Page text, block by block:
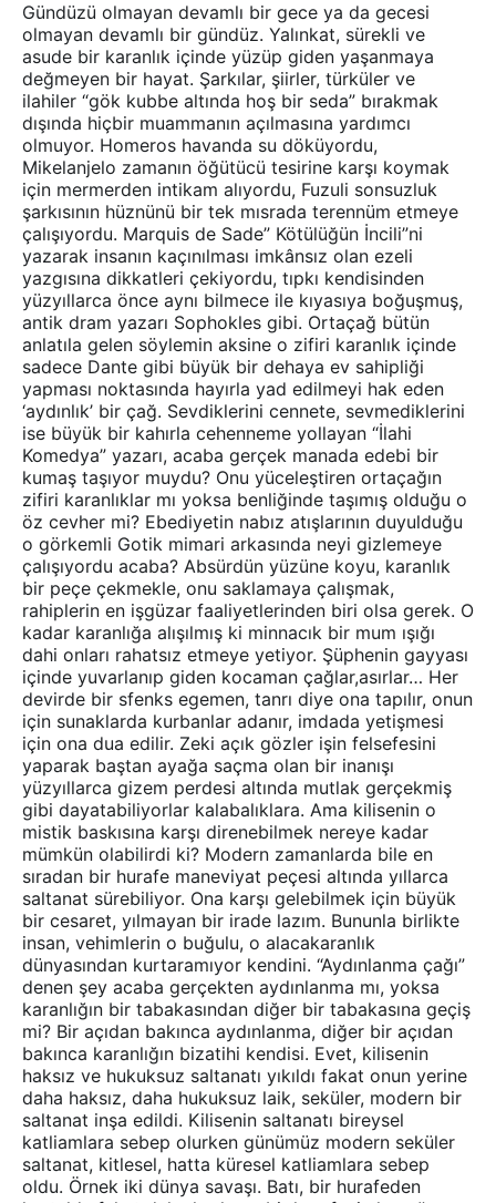
Gündüzü olmayan devamlı bir gece ya da gecesi
olmayan devamlı bir gündüz. Yalınkat, sürekli ve
asude bir karanlık içinde yüzüp giden yaşanmaya
değmeyen bir hayat. Şarkılar, şiirler, türküler ve
ilahiler “gök kubbe altında hoş bir seda” bırakmak
dışında hiçbir muammanın açılmasına yardımcı
olmuyor. Homeros havanda su döküyordu,
Mikelanjelo zamanın öğütücü tesirine karşı koymak
için mermerden intikam alıyordu, Fuzuli sonsuzluk
şarkısının hüznünü bir tek mısrada terennüm etmeye
çalışıyordu. Marquis de Sade” Kötülüğün İncili”ni
yazarak insanın kaçınılması imkânsız olan ezeli
yazgısına dikkatleri çekiyordu, tıpkı kendisinden
yüzyıllarca önce aynı bilmece ile kıyasıya boğuşmuş,
antik dram yazarı Sophokles gibi. Ortaçağ bütün
anlatıla gelen söylemin aksine o zifiri karanlık içinde
sadece Dante gibi büyük bir dehaya ev sahipliği
yapması noktasında hayırla yad edilmeyi hak eden
‘aydınlık’ bir çağ. Sevdiklerini cennete, sevmediklerini
ise büyük bir kahırla cehenneme yollayan “İlahi
Komedya” yazarı, acaba gerçek manada edebi bir
kumaş taşıyor muydu? Onu yüceleştiren ortaçağın
zifiri karanlıklar mı yoksa benliğinde taşımış olduğu o
öz cevher mi? Ebediyetin nabız atışlarının duyulduğu
o görkemli Gotik mimari arkasında neyi gizlemeye
çalışıyordu acaba? Absürdün yüzüne koyu, karanlık
bir peçe çekmekle, onu saklamaya çalışmak,
rahiplerin en işgüzar faaliyetlerinden biri olsa gerek. O
kadar karanlığa alışılmış ki minnacık bir mum ışığı
dahi onları rahatsız etmeye yetiyor. Şüphenin gayyası
içinde yuvarlanıp giden kocaman çağlar,asırlar… Her
devirde bir sfenks egemen, tanrı diye ona tapılır, onun
için sunaklarda kurbanlar adanır, imdada yetişmesi
için ona dua edilir. Zeki açık gözler işin felsefesini
yaparak baştan ayağa saçma olan bir inanışı
yüzyıllarca gizem perdesi altında mutlak gerçekmiş
gibi dayatabiliyorlar kalabalıklara. Ama kilisenin o
mistik baskısına karşı direnebilmek nereye kadar
mümkün olabilirdi ki? Modern zamanlarda bile en
sıradan bir hurafe maneviyat peçesi altında yıllarca
saltanat sürebiliyor. Ona karşı gelebilmek için büyük
bir cesaret, yılmayan bir irade lazım. Bununla birlikte
insan, vehimlerin o buğulu, o alacakaranlık
dünyasından kurtaramıyor kendini. “Aydınlanma çağı”
denen şey acaba gerçekten aydınlanma mı, yoksa
karanlığın bir tabakasından diğer bir tabakasına geçiş
mi? Bir açıdan bakınca aydınlanma, diğer bir açıdan
bakınca karanlığın bizatihi kendisi. Evet, kilisenin
haksız ve hukuksuz saltanatı yıkıldı fakat onun yerine
daha haksız, daha hukuksuz laik, seküler, modern bir
saltanat inşa edildi. Kilisenin saltanatı bireysel
katliamlara sebep olurken günümüz modern seküler
saltanat, kitlesel, hatta küresel katliamlara sebep
oldu. Örnek iki dünya savaşı. Batı, bir hurafeden